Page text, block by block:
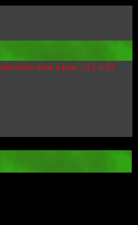
mise à jour : il y a 33